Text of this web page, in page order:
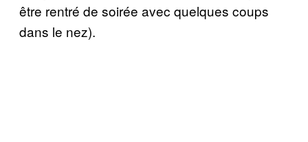
être rentré de soirée avec quelques coups
dans le nez).